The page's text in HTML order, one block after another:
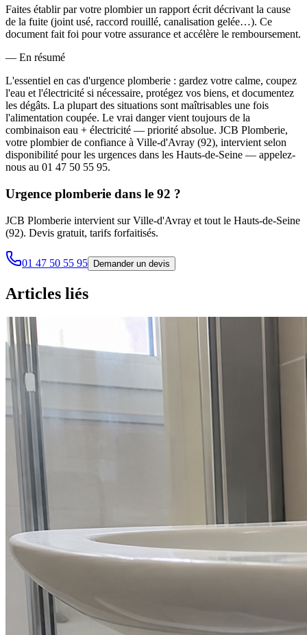
Faites établir par votre plombier un rapport écrit décrivant la cause
de la fuite (joint usé, raccord rouillé, canalisation gelée…). Ce
document fait foi pour votre assurance et accélère le remboursement.
— En résumé
L'essentiel en cas d'urgence plomberie : gardez votre calme, coupez
l'eau et l'électricité si nécessaire, protégez vos biens, et documentez
les dégâts. La plupart des situations sont maîtrisables une fois
l'alimentation coupée. Le vrai danger vient toujours de la
combinaison eau + électricité — priorité absolue. JCB Plomberie,
votre plombier de confiance à Ville-d'Avray (92), intervient selon
disponibilité pour les urgences dans les Hauts-de-Seine — appelez-
nous au 01 47 50 55 95.
Urgence plomberie dans le 92 ?
JCB Plomberie intervient sur Ville-d'Avray et tout le Hauts-de-Seine
(92). Devis gratuit, tarifs forfaitisés.
01 47 50 55 95 Demander un devis
Articles liés